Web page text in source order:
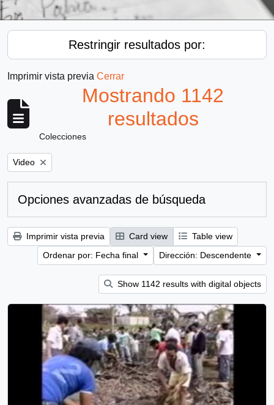
Restringir resultados por:
Imprimir vista previa Cerrar
Mostrando 1142
resultados
Colecciones
Remove filter:
Video
Opciones avanzadas de búsqueda
Imprimir vista previa Card view
Table view
Ordenar por: Fecha final
Dirección: Descendente
Show 1142 results with digital objects